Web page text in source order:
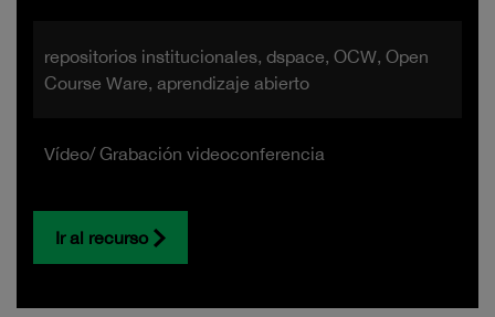
repositorios institucionales, dspace, OCW, Open
Course Ware, aprendizaje abierto
Vídeo/ Grabación videoconferencia
Ir al recurso